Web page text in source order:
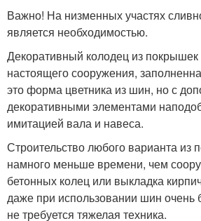
Важно! На низменных участях
является необходимостью.
Декоративный колодец из
настоящего сооружения,
это форма цветника из шин, но с
декоративными элементами
имитацией вала и навеса.
Строительство любого варианта из
намного меньше времени, чем
бетонных колец или выкладка
даже при использовании шин очень
не требуется тяжелая техника.